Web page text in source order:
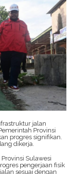
jalan
Provinsi
progres signifikan.
dikerja.
Sulawesi
pengerjaan fisik
sesuai dengan